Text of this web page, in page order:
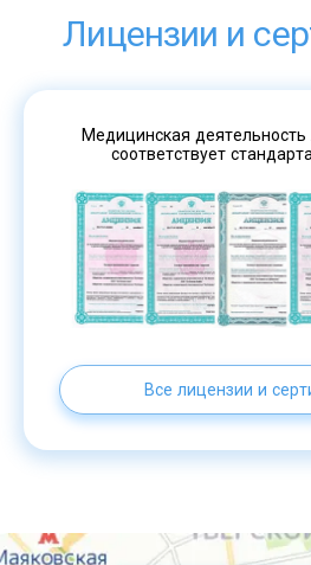
Лицензии и
Медицинская
соответствует
Все лицензии и